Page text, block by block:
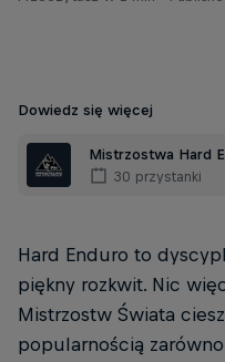
Dowiedz się więcej
Mistrzostwa Hard
30 przystanki
Hard Enduro to
piękny rozkwit. Nic
Mistrzostw Świata
popularnością